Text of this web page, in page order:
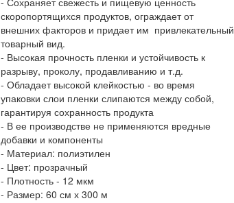
скоропортящихся продуктов, ограждает от
внешних факторов и придает им привлекательный
товарный вид.
- Высокая прочность пленки и устойчивость к
разрыву, проколу, продавливанию и т.д.
- Обладает высокой клейкостью - во время
упаковки слои пленки слипаются между собой,
гарантируя сохранность продукта
- В ее производстве не применяются вредные
добавки и компоненты
- Материал: полиэтилен
- Цвет: прозрачный
- Плотность - 12 мкм
- Размер: 60 см х 300 м